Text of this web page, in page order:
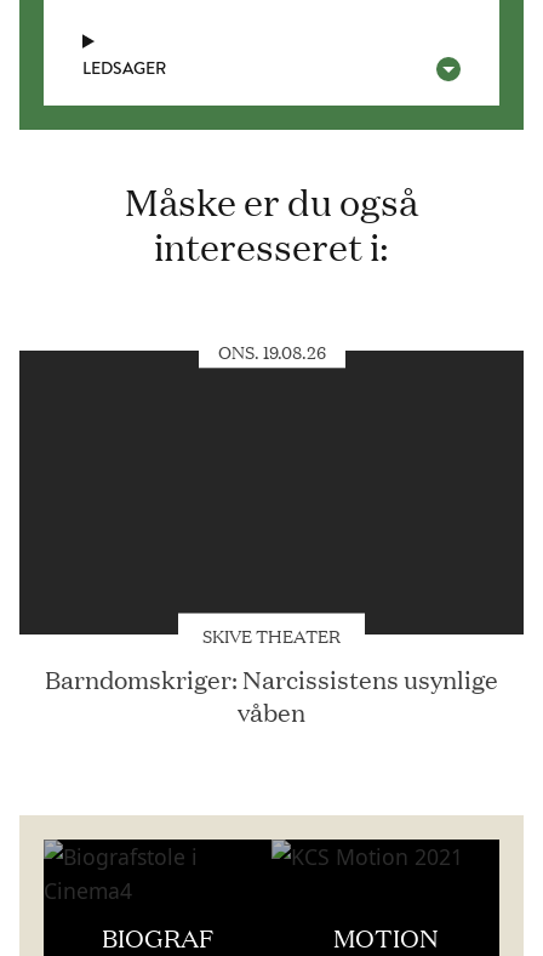
LEDSAGER
Måske er du også
interesseret i:
ONS. 19.08.26
SKIVE THEATER
Barndomskriger: Narcissistens usynlige
våben
BIOGRAF MOTION